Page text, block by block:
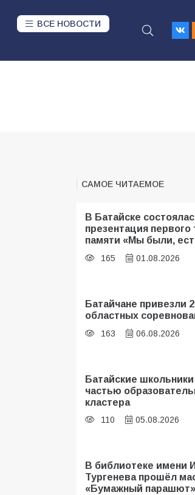
ВСЕ НОВОСТИ
САМОЕ ЧИТАЕМОЕ
В Батайске
презентация первого
памяти «Мы были,
165 01.08.2026
Батайчане привезли
областных
163 06.08.2026
Батайские школьники
частью
кластера
110 05.08.2026
В библиотеке имени
Тургенева прошёл
«Бумажный